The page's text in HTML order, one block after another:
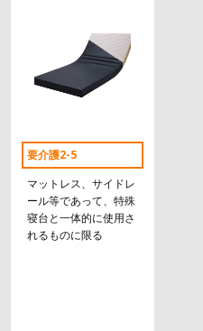
要介護2-5
マットレス、サイドレ
ール等であって、特殊
寝台と一体的に使用さ
れるものに限る